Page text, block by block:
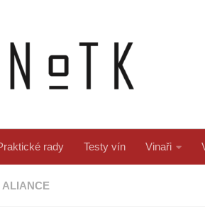
rady Testy vín Vinaři
ALIANCE